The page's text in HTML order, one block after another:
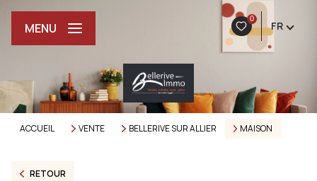
0
FR
MENU
ACCUEIL VENTE BELLERIVE SUR ALLIER MAISON
RETOUR